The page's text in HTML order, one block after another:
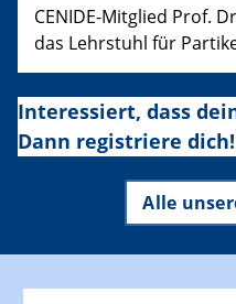
CENIDE-Mitglied Prof.
das Lehrstuhl für
Interessiert, dass
Dann registriere dich!
Alle